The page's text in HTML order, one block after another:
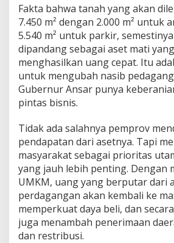
Fakta bahwa tanah yang akan
7.450 m² dengan 2.000 m² untuk
5.540 m² untuk parkir,
dipandang sebagai aset mati
menghasilkan uang cepat. Itu
untuk mengubah nasib
Gubernur Ansar punya
pintas bisnis.
Tidak ada salahnya pemprov
pendapatan dari asetnya. Tapi
masyarakat sebagai prioritas
yang jauh lebih penting. Dengan
UMKM, uang yang berputar dari
perdagangan akan kembali ke
memperkuat daya beli, dan
juga menambah penerimaan
dan restribusi.